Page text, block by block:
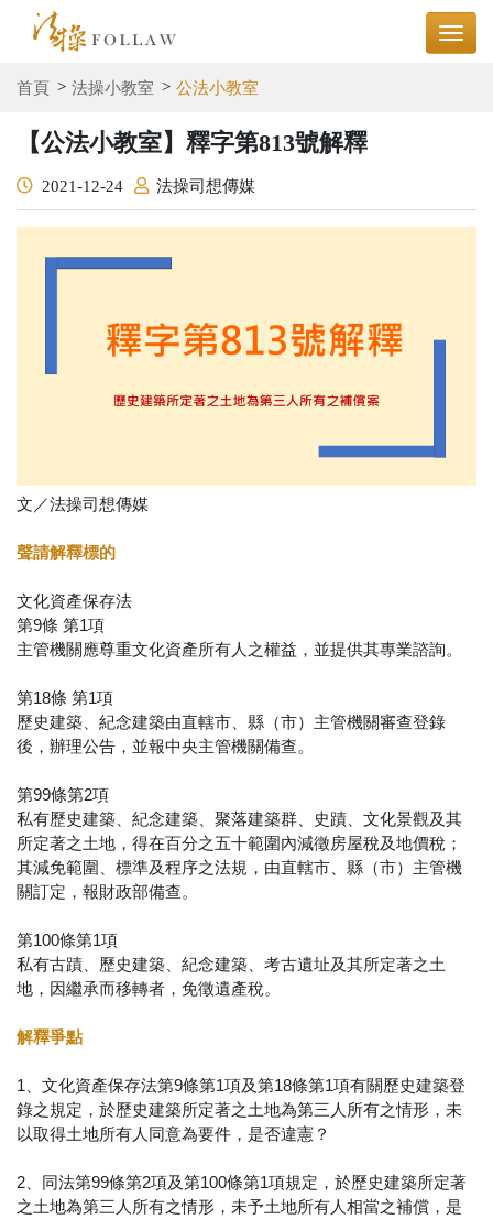
首頁 法操小教室 公法小教室
【公法小教室】釋字第813號解釋
2021-12-24 法操司想傳媒
文／法操司想傳媒
聲請解釋標的
文化資產保存法
第9條 第1項
主管機關應尊重文化資產所有人之權益，並提供其專業諮詢。
第18條 第1項
歷史建築、紀念建築由直轄市、縣（市）主管機關審查登錄
後，辦理公告，並報中央主管機關備查。
第99條第2項
私有歷史建築、紀念建築、聚落建築群、史蹟、文化景觀及其
所定著之土地，得在百分之五十範圍內減徵房屋稅及地價稅；
其減免範圍、標準及程序之法規，由直轄市、縣（市）主管機
關訂定，報財政部備查。
第100條第1項
私有古蹟、歷史建築、紀念建築、考古遺址及其所定著之土
地，因繼承而移轉者，免徵遺產稅。
解釋爭點
1、文化資產保存法第9條第1項及第18條第1項有關歷史建築登
錄之規定，於歷史建築所定著之土地為第三人所有之情形，未
以取得土地所有人同意為要件，是否違憲？
2、同法第99條第2項及第100條第1項規定，於歷史建築所定著
之土地為第三人所有之情形，未予土地所有人相當之補償，是